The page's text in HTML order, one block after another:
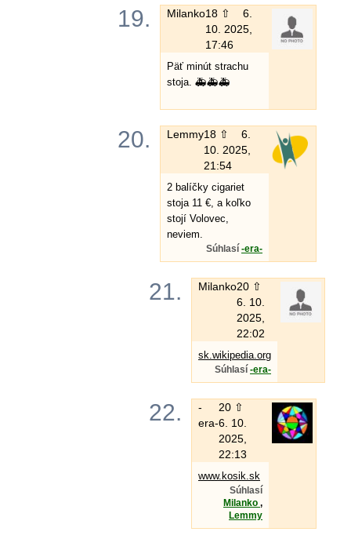
19. Milanko18 ⇧
6.
10. 2025,
17:46
Päť minút strachu
stoja. 🚑🚑🚑
20. Lemmy18 ⇧
6.
10. 2025,
21:54
2 balíčky cigariet
stoja 11 €, a koľko
stojí Volovec,
neviem.
Súhlasí -era-
21. Milanko20 ⇧
6. 10.
2025,
22:02
sk.wikipedia.org
Súhlasí -era-
22.
-
era-
20 ⇧
6. 10.
2025,
22:13
www.kosik.sk
Súhlasí
Milanko ,
Lemmy